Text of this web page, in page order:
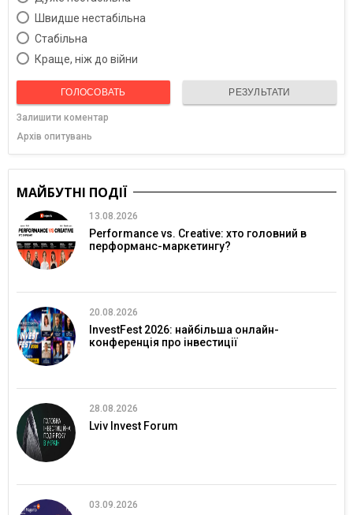
Швидше нестабільна
Cтабільна
Краще, ніж до війни
ГОЛОСОВАТЬ РЕЗУЛЬТАТИ
Залишити коментар
Архів опитувань
МАЙБУТНІ ПОДІЇ
13.08.2026
Performance vs. Creative: хто головний в
перформанс-маркетингу?
20.08.2026
InvestFest 2026: найбільша онлайн-
конференція про інвестиції
28.08.2026
Lviv Invest Forum
03.09.2026